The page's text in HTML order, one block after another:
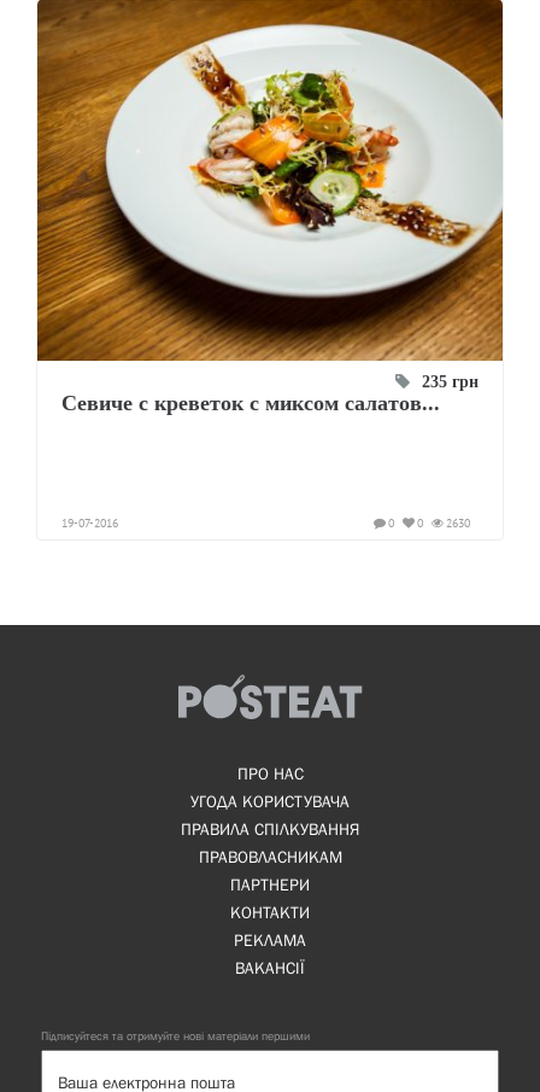
235 грн
Севиче с креветок с миксом салатов...
19-07-2016 2630
0
0
ПРО НАС
УГОДА КОРИСТУВАЧА
ПРАВИЛА СПІЛКУВАННЯ
ПРАВОВЛАСНИКАМ
ПАРТНЕРИ
КОНТАКТИ
РЕКЛАМА
ВАКАНСІЇ
Підписуйтеся та отримуйте нові матеріали першими